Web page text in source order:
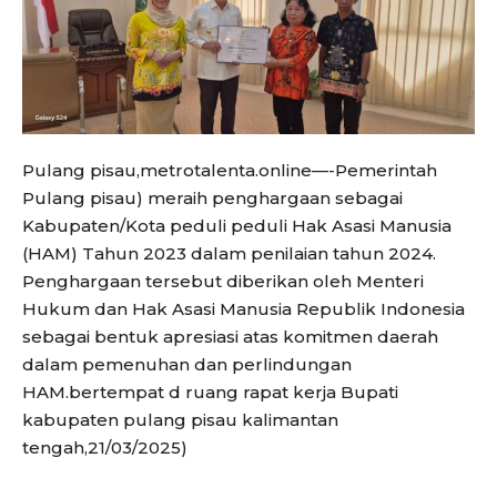
Pulang pisau,metrotalenta.online—-Pemerintah
Pulang pisau) meraih penghargaan sebagai
Kabupaten/Kota peduli peduli Hak Asasi Manusia
(HAM) Tahun 2023 dalam penilaian tahun 2024.
Penghargaan tersebut diberikan oleh Menteri
Hukum dan Hak Asasi Manusia Republik Indonesia
sebagai bentuk apresiasi atas komitmen daerah
dalam pemenuhan dan perlindungan
HAM.bertempat d ruang rapat kerja Bupati
kabupaten pulang pisau kalimantan
tengah,21/03/2025)